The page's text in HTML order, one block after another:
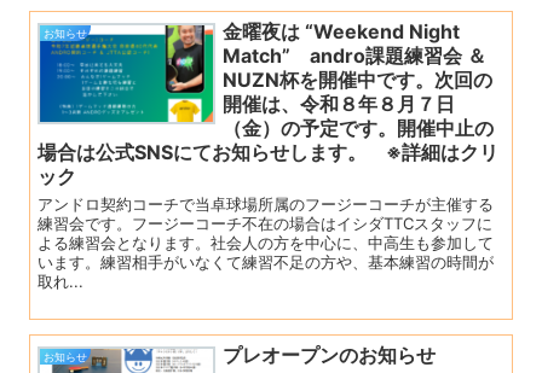
お知らせ
金曜夜は “Weekend Night
Match” andro課題練習会 ＆
NUZN杯を開催中です。次回の
開催は、令和８年８月７日
（金）の予定です。開催中止の
場合は公式SNSにてお知らせします。 ※詳細はクリ
ック
アンドロ契約コーチで当卓球場所属のフージーコーチが主催する
練習会です。フージーコーチ不在の場合はイシダTTCスタッフに
よる練習会となります。社会人の方を中心に、中高生も参加して
います。練習相手がいなくて練習不足の方や、基本練習の時間が
取れ...
お知らせ プレオープンのお知らせ